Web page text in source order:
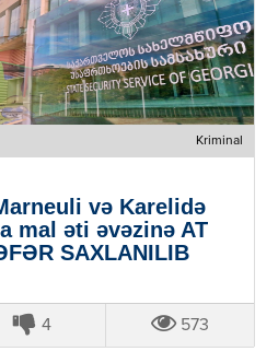
Kriminal
və Karelidə
mal əti əvəzinə AT
SAXLANILIB
4 573